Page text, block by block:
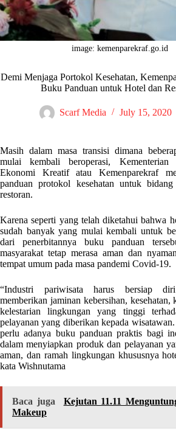
image: kemenparekraf.go.id
Demi Menjaga Portokol Kesehatan,
Buku Panduan untuk Hotel dan
Scarf Media July 15, 2020
Masih dalam masa transisi dimana
mulai kembali beroperasi, Kementerian
Ekonomi Kreatif atau Kemenparekraf
panduan protokol kesehatan untuk
restoran.
Karena seperti yang telah diketahui bahwa
sudah banyak yang mulai kembali untuk
dari penerbitannya buku panduan
masyarakat tetap merasa aman dan
tempat umum pada masa pandemi Covid-19.
“Industri pariwisata harus bersiap
memberikan jaminan kebersihan, kesehatan,
kelestarian lingkungan yang tinggi
pelayanan yang diberikan kepada
perlu adanya buku panduan praktis bagi
dalam menyiapkan produk dan pelayanan
aman, dan ramah lingkungan khususnya
kata Wishnutama
Baca juga
Kejutan 11.11
Makeup